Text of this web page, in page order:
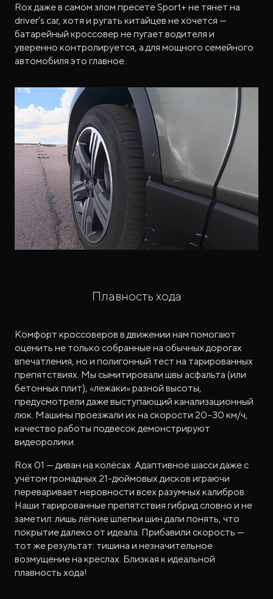
Rox даже в самом злом пресете Sport+ не тянет на
driver’s car, хотя и ругать китайцев не хочется —
батарейный кроссовер не пугает водителя и
уверенно контролируется, а для мощного семейного
автомобиля это главное.
Плавность хода
Комфорт кроссоверов в движении нам помогают
оценить не только собранные на обычных дорогах
впечатления, но и полигонный тест на тарированных
препятствиях. Мы сымитировали швы асфальта (или
бетонных плит), «лежаки» разной высоты,
предусмотрели даже выступающий канализационный
люк. Машины проезжали их на скорости 20–30 км/ч,
качество работы подвесок демонстрируют
видеоролики.
Rox 01 — диван на колёсах. Адаптивное шасси даже с
учётом громадных 21-дюймовых дисков играючи
переваривает неровности всех разумных калибров.
Наши тарированные препятствия гибрид словно и не
заметил: лишь лёгкие шлепки шин дали понять, что
покрытие далеко от идеала. Прибавили скорость —
тот же результат: тишина и незначительное
возмущение на креслах. Близкая к идеальной
плавность хода!